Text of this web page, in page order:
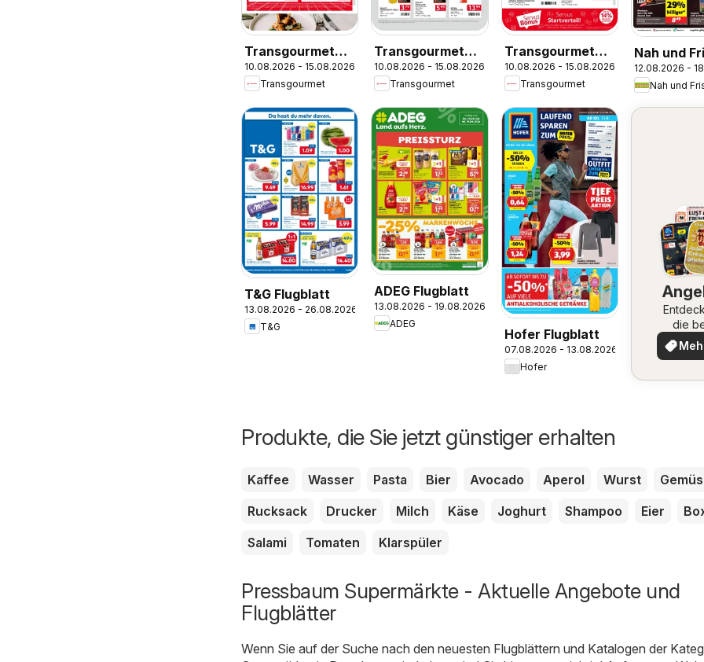
Transgourmet
Flugblatt
10.08.2026 - 15.08.2026
Transgourmet
Transgourmet
Zustellaktion
10.08.2026 - 15.08.2026
Transgourmet
Transgourmet
Markenfest
Woche
10.08.2026 - 15.08.2026
Transgourmet
Nah und
Flugblatt
12.08.2026 -
Nah und
T&G Flugblatt
13.08.2026 - 26.08.2026
T&G
ADEG Flugblatt
13.08.2026 - 19.08.2026
ADEG
Hofer Flugblatt
07.08.2026 - 13.08.2026
Hofer
die
Produkte, die Sie jetzt günstiger erhalten
Kaffee Wasser Pasta Bier Avocado Aperol Wurst
Rucksack
Drucker Milch Käse Joghurt Shampoo Eier
Salami
Tomaten Klarspüler
Pressbaum Supermärkte - Aktuelle Angebote und
Flugblätter
Wenn Sie auf der Suche nach den neuesten Flugblättern und Katalogen der